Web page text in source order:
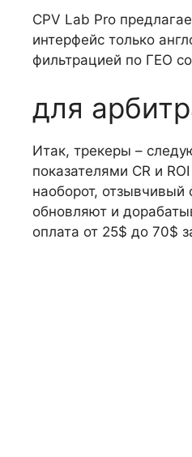
CPV Lab Pro
интерфейс только
фильтрацией по ГЕО
для
Итак, трекеры –
показателями CR и
наоборот,
обновляют и
оплата от 25$ до 70$